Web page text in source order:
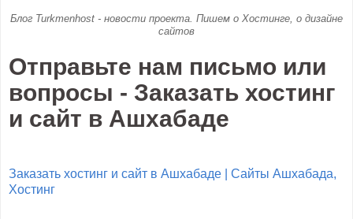
Блог Turkmenhost - новости проекта. Пишем о Хостинге, о дизайне
сайтов
Отправьте нам письмо или
вопросы - Заказать хостинг
и сайт в Ашхабаде
Заказать хостинг и сайт в Ашхабаде | Сайты Ашхабада,
Хостинг